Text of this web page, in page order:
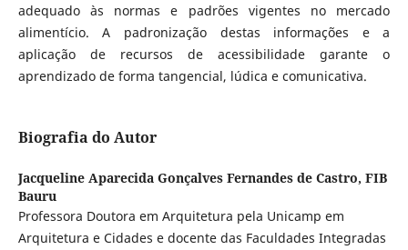
adequado às normas e padrões vigentes no mercado
alimentício. A padronização destas informações e a
aplicação de recursos de acessibilidade garante o
aprendizado de forma tangencial, lúdica e comunicativa.
Biografia do Autor
Jacqueline Aparecida Gonçalves Fernandes de Castro, FIB
Bauru
Professora Doutora em Arquitetura pela Unicamp em
Arquitetura e Cidades e docente das Faculdades Integradas